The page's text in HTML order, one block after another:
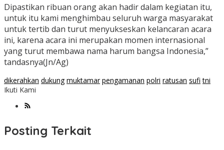
Dipastikan ribuan orang akan hadir dalam kegiatan itu,
untuk itu kami menghimbau seluruh warga masyarakat
untuk tertib dan turut menyukseskan kelancaran acara
ini, karena acara ini merupakan momen internasional
yang turut membawa nama harum bangsa Indonesia,”
tandasnya(Jn/Ag)
dikerahkan dukung muktamar pengamanan polri ratusan sufi tni
Ikuti Kami
Posting Terkait